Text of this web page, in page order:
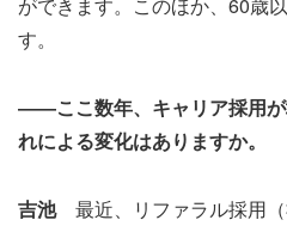
す。
――ここ数年、キャリア採用
れによる変化はありますか。
吉池最近、リファラル採用（